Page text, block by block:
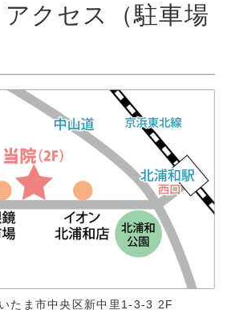
プ
クセス（駐車場
たま市中央区新中里1-3-3 2F